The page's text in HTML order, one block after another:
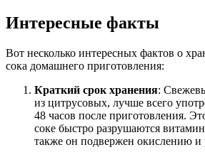
Интересные факты
Вот несколько интересных фактов о
сока домашнего приготовления:
Краткий срок хранения:
из цитрусовых, лучше всего
48 часов после приготовления.
соке быстро разрушаются
также он подвержен окислению и